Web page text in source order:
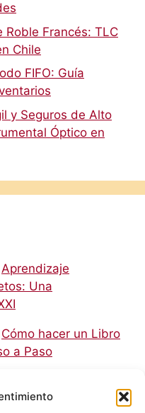
Francés: TLC
Chile
FIFO: Guía
y Seguros de Alto
Óptico en
Aprendizaje
Una
Cómo hacer un Libro
a Paso
el Siglo XXI